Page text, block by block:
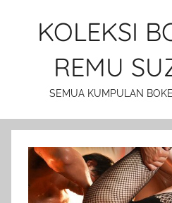
KOLEKSI
REMU
SEMUA KUMPULAN